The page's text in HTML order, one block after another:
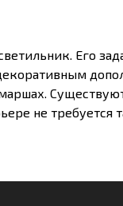
Его
не требуется